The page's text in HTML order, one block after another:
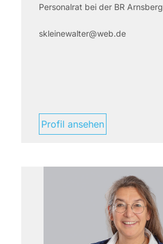
Personalrat bei der BR Arnsberg
skleinewalter@web.de
Profil ansehen